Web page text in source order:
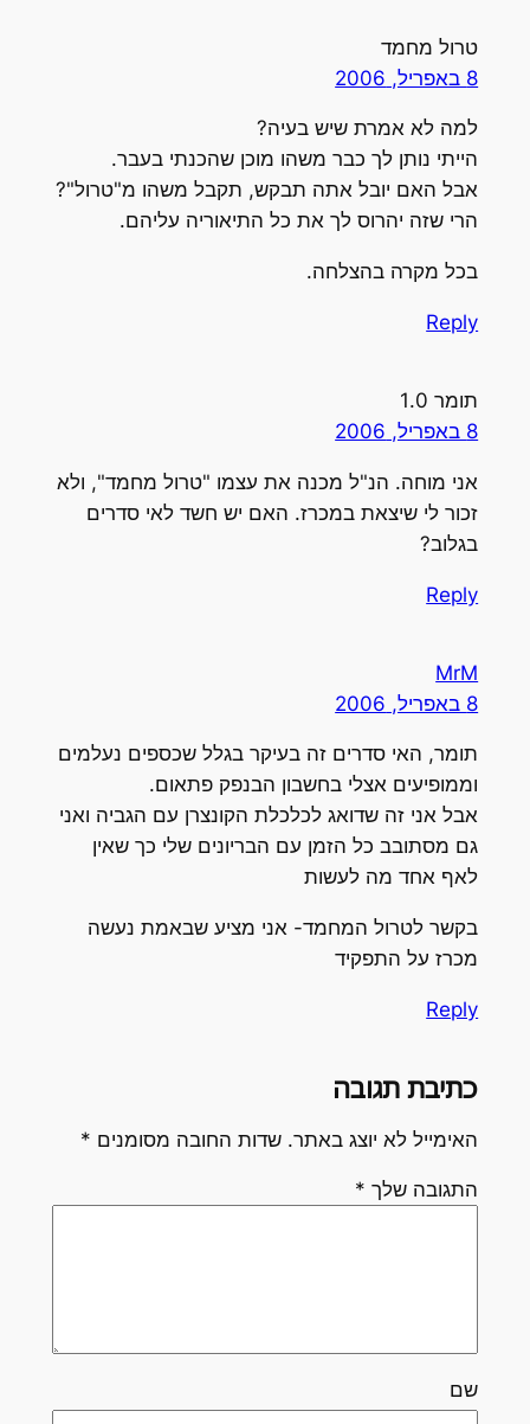
טרול מחמד
8 באפריל, 2006
למה לא אמרת שיש בעיה?
הייתי נותן לך כבר משהו מוכן שהכנתי בעבר.
אבל האם יובל אתה תבקש, תקבל משהו מ"טרול"?
הרי שזה יהרוס לך את כל התיאוריה עליהם.
בכל מקרה בהצלחה.
Reply
תומר 1.0
8 באפריל, 2006
אני מוחה. הנ"ל מכנה את עצמו "טרול מחמד", ולא
זכור לי שיצאת במכרז. האם יש חשד לאי סדרים
בגלוב?
Reply
MrM
8 באפריל, 2006
תומר, האי סדרים זה בעיקר בגלל שכספים נעלמים
וממופיעים אצלי בחשבון הבנפק פתאום.
אבל אני זה שדואג לכלכלת הקונצרן עם הגביה ואני
גם מסתובב כל הזמן עם הבריונים שלי כך שאין
לאף אחד מה לעשות
בקשר לטרול המחמד- אני מציע שבאמת נעשה
מכרז על התפקיד
Reply
כתיבת תגובה
האימייל לא יוצג באתר. שדות החובה מסומנים *
התגובה שלך *
שם